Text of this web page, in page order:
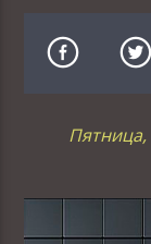
Пятница,